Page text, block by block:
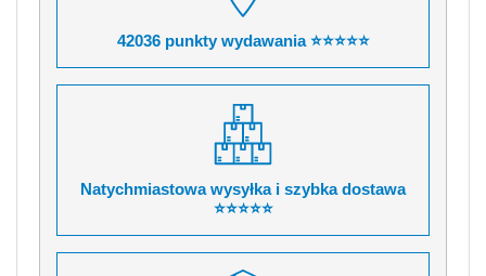
42036 punkty wydawania ⭐⭐⭐⭐⭐
Natychmiastowa wysyłka i szybka dostawa
⭐⭐⭐⭐⭐